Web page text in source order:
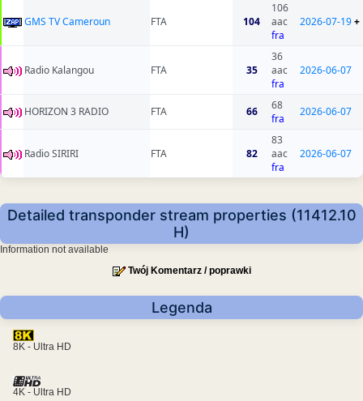
GMS TV Cameroun FTA 104
106
aac
fra
2026-07-19+
Radio Kalangou FTA 35
36
aac
fra
2026-06-07
HORIZON 3 RADIO FTA 66
68
fra
2026-06-07
Radio SIRIRI FTA 82
83
aac
fra
2026-06-07
Detailed transponder stream properties (11412.10
H)
Information not available
Twój Komentarz / poprawki
Legenda
8K - Ultra HD
4K - Ultra HD